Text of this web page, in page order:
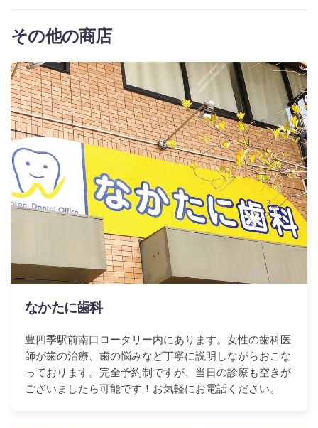
その他の商店
なかたに歯科
豊四季駅前南口ロータリー内にあります。女性の歯科医
師が歯の治療、歯の悩みなど丁寧に説明しながらおこな
っております。完全予約制ですが、当日の診療も空きが
ございましたら可能です！お気軽にお電話ください。